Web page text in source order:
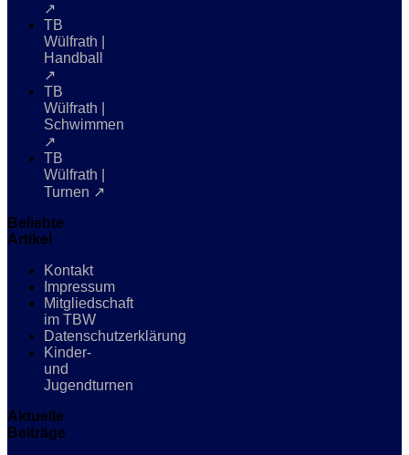
↗
TB
Wülfrath |
Handball
↗
TB
Wülfrath |
Schwimmen
↗
TB
Wülfrath |
Turnen ↗
Beliebte
Artikel
Kontakt
Impressum
Mitgliedschaft
im TBW
Datenschutzerklärung
Kinder-
und
Jugendturnen
Aktuelle
Beiträge